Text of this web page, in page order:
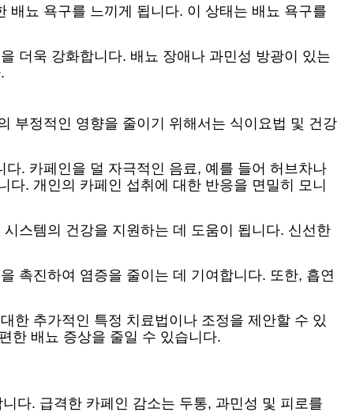
배뇨 욕구를 느끼게 됩니다. 이 상태는 배뇨 욕구를
더욱 강화합니다. 배뇨 장애나 과민성 방광이 있는
부정적인 영향을 줄이기 위해서는 식이요법 및 건강
. 카페인을 덜 자극적인 음료, 예를 들어 허브차나
. 개인의 카페인 섭취에 대한 반응을 면밀히 모니
스템의 건강을 지원하는 데 도움이 됩니다. 신선한
촉진하여 염증을 줄이는 데 기여합니다. 또한, 흡연
한 추가적인 특정 치료법이나 조정을 제안할 수 있
한 배뇨 증상을 줄일 수 있습니다.
다. 급격한 카페인 감소는 두통, 과민성 및 피로를